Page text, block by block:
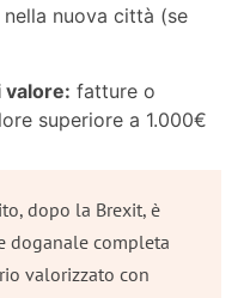
nuova città (se
fatture o
superiore a 1.000€
dopo la Brexit, è
doganale completa
valorizzato con